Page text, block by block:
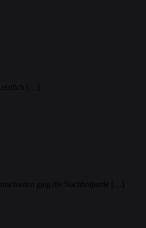
Letztlich […]
ging die Nachholpartie […]